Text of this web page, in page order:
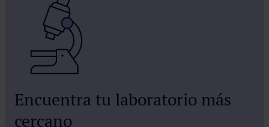
Encuentra tu laboratorio más
cercano